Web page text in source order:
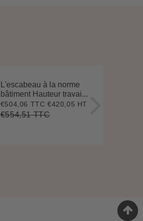
L'escabeau à la norme
bâtiment Hauteur travai...
Prix
réduit
€504,06 TTC €504,06
€420,05 HT
Prix
€554,51 TTC€554,51